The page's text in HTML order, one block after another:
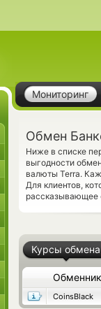
Мониторинг
Обмен
Ниже в списке
выгодности
валюты Terra.
Для клиентов,
рассказывающее
Курсы обмена
Обменник
CoinsBlack